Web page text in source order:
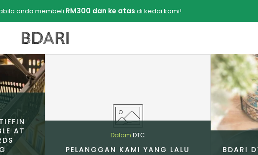
anda membeli RM300 dan ke atas di kedai kami!
AT
Dalam DTC
PELANGGAN KAMI YANG LALU
BDARI